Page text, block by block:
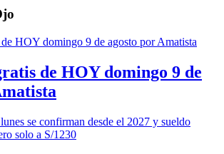
de HOY domingo 9 de